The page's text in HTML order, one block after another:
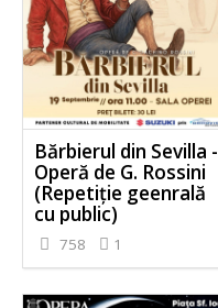
Bărbierul din Sevilla -
Operă de G. Rossini
(Repetiție geenrală
cu public)
758 1